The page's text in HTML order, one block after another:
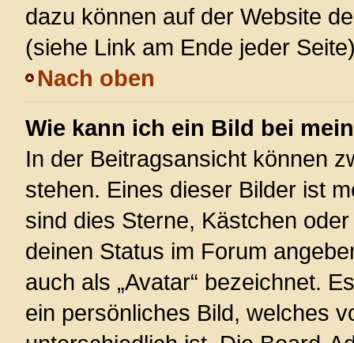
dazu können auf der Website
(siehe Link am Ende jeder
Nach oben
Wie kann ich ein Bild bei
In der Beitragsansicht können
stehen. Eines dieser Bilder ist
sind dies Sterne, Kästchen
deinen Status im Forum
auch als „Avatar“ bezeichnet.
ein persönliches Bild, welches